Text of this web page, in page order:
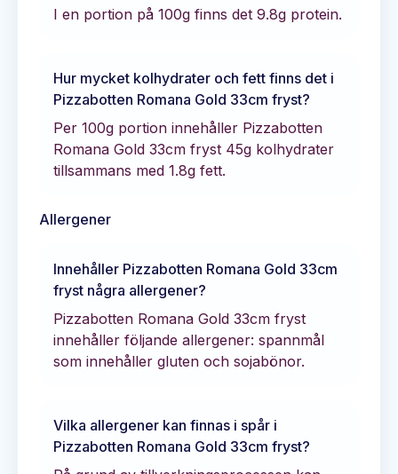
I en portion på 100g finns det 9.8g protein.
Hur mycket kolhydrater och fett finns det i
Pizzabotten Romana Gold 33cm fryst?
Per 100g portion innehåller Pizzabotten
Romana Gold 33cm fryst 45g kolhydrater
tillsammans med 1.8g fett.
Allergener
Innehåller Pizzabotten Romana Gold 33cm
fryst några allergener?
Pizzabotten Romana Gold 33cm fryst
innehåller följande allergener: spannmål
som innehåller gluten och sojabönor.
Vilka allergener kan finnas i spår i
Pizzabotten Romana Gold 33cm fryst?